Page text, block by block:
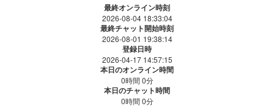
最終オンライン時刻
2026-08-04 18:33:04
最終チャット開始時刻
2026-08-01 19:38:14
登録日時
2026-04-17 14:57:15
本日のオンライン時間
0時間 0分
本日のチャット時間
0時間 0分